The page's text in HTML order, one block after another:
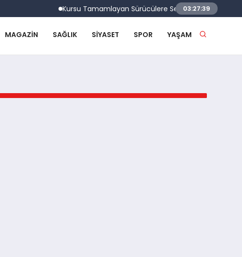
Kursu Tamamlayan Sürücülere Sertifikaları Verildi
03:27:39
MAGAZIN SAĞLIK SIYASET SPOR YAŞAM